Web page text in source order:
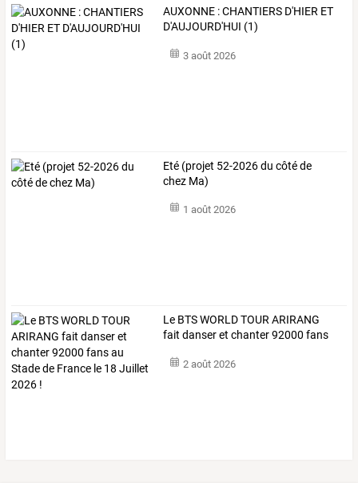
AUXONNE : CHANTIERS D'HIER ET
D'AUJOURD'HUI (1)
3 août 2026
Eté (projet 52-2026 du côté de
chez Ma)
1 août 2026
Le BTSWORLDTOUR ARIRANG
fait danseret chanter92000 fans
2 août 2026